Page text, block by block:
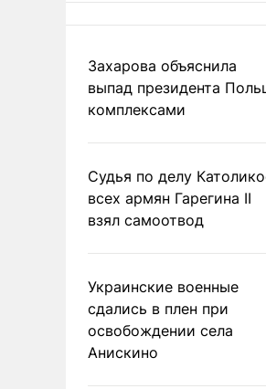
Захарова объяснила
выпад президента
комплексами
Судья по делу
всех армян Гарегина II
взял самоотвод
Украинские военные
сдались в плен при
освобождении села
Анискино